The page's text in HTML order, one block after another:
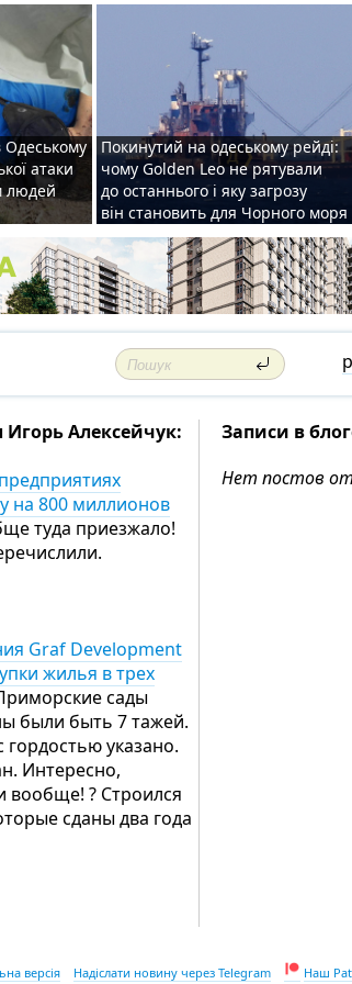
Одеському
атаки
людей
Покинутий на одеському рейді:
чому Golden Leo не рятували
до останнього і яку загрозу
він становить для Чорного моря
Алексейчук:
на 800 миллионов
туда приезжало!
Graf Development
жилья в трех
сады
были быть 7 тажей.
указано.
Интересно,
вообще! ? Строился
сданы два года
Записи в
Нет постов от
версія Надіслати новину через Telegram Наш